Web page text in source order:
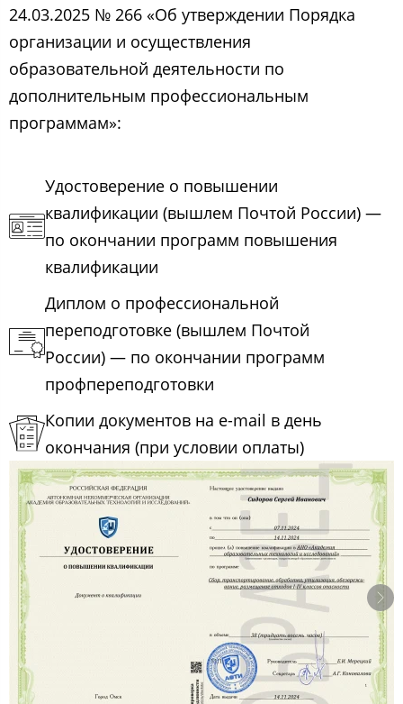
24.03.2025 № 266 «Об утверждении Порядка
организации и осуществления
образовательной деятельности по
дополнительным профессиональным
программам»:
Удостоверение о повышении
квалификации (вышлем Почтой России) —
по окончании программ повышения
квалификации
Диплом о профессиональной
переподготовке (вышлем Почтой
России) — по окончании программ
профпереподготовки
Копии документов на e-mail в день
окончания (при условии оплаты)